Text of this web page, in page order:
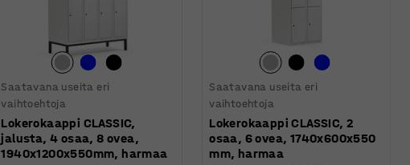
Saatavana useita eri
vaihtoehtoja
Lokerokaappi CLASSIC,
jalusta, 4 osaa, 8 ovea,
1940x1200x550mm, harmaa
Saatavana useita eri
vaihtoehtoja
Lokerokaappi CLASSIC, 2
osaa, 6 ovea, 1740x600x550
mm, harmaa